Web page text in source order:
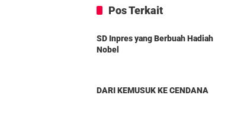
Pos Terkait
Berita
SD Inpres yang Berbuah Hadiah
Nobel
DARI KEMUSUK KE CENDANA